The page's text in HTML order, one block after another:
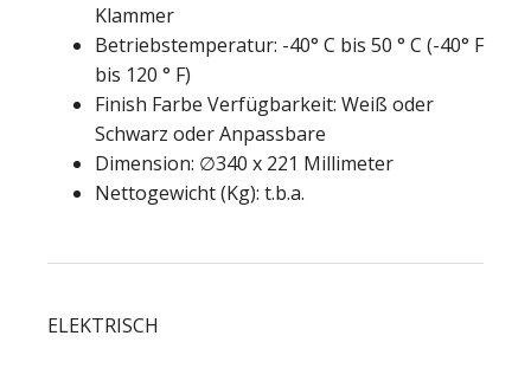
Klammer
Betriebstemperatur: -40° C bis 50 ° C (-40° F
bis 120 ° F)
Finish Farbe Verfügbarkeit: Weiß oder
Schwarz oder Anpassbare
Dimension: ∅340 x 221 Millimeter
Nettogewicht (Kg): t.b.a.
ELEKTRISCH